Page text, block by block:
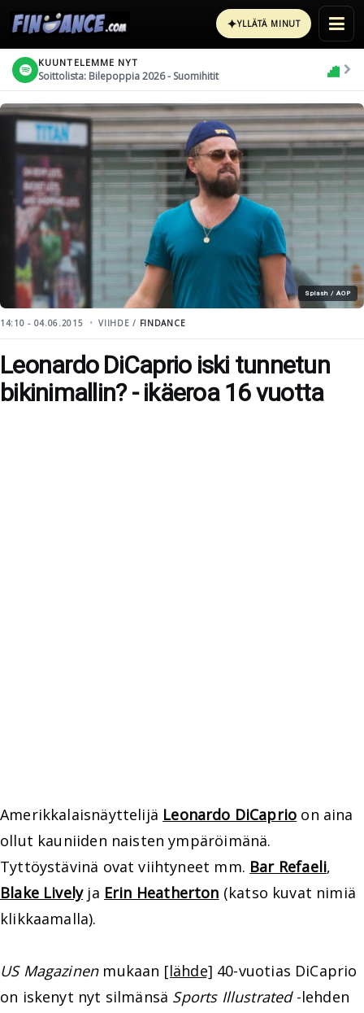
✦YLLÄTÄ MINUT
KUUNTELEMME NYT
Soittolista: Bilepoppia 2026 - Suomihitit
Splash / AOP
14:10 - 04.06.2015 VIIHDE / FINDANCE
Leonardo DiCaprio iski tunnetun
bikinimallin? - ikäeroa 16 vuotta
Amerikkalaisnäyttelijä Leonardo DiCaprio on aina
ollut kauniiden naisten ympäröimänä.
Tyttöystävinä ovat viihtyneet mm. Bar Refaeli,
Blake Livelyja Erin Heatherton (katso kuvat nimiä
klikkaamalla).
US Magazinenmukaan [lähde] 40-vuotias DiCaprio
on iskenyt nyt silmänsä Sports Illustrated-lehden